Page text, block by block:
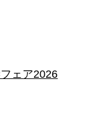
ェア2026